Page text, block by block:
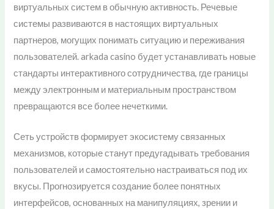
виртуальных систем в обычную активность. Речевые
системы развиваются в настоящих виртуальных
партнеров, могущих понимать ситуацию и переживания
пользователей. arkada casino будет устанавливать новые
стандарты интерактивного сотрудничества, где границы
между электронным и материальным пространством
превращаются все более нечеткими.
Сеть устройств формирует экосистему связанных
механизмов, которые станут предугадывать требования
пользователей и самостоятельно настраиваться под их
вкусы. Прогнозируется создание более понятных
интерфейсов, основанных на манипуляциях, зрении и